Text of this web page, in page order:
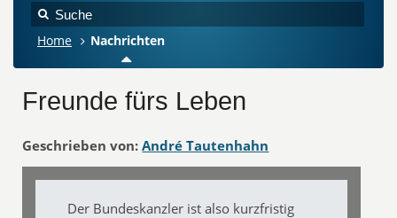
Home Nachrichten
Freunde fürs Leben
Geschrieben von: André Tautenhahn
Der Bundeskanzler ist also kurzfristig